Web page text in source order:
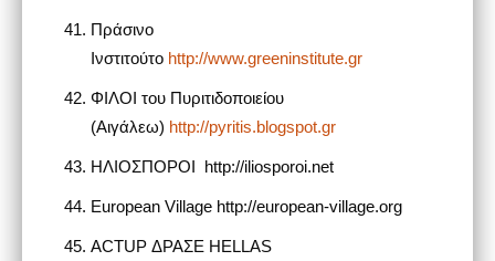
Πράσινο
Ινστιτούτο http://www.greeninstitute.gr
ΦΙΛΟΙ του Πυριτιδοποιείου
(Αιγάλεω) http://pyritis.blogspot.gr
ΗΛΙΟΣΠΟΡΟΙ http://iliosporoi.net
European Village http://european-village.org
ACTUP ΔΡΑΣΕ HELLAS